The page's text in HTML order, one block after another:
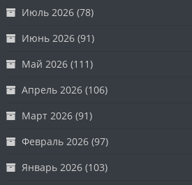
Июль 2026 (78)
Июнь 2026 (91)
Май 2026 (111)
Апрель 2026 (106)
Март 2026 (91)
Февраль 2026 (97)
Январь 2026 (103)